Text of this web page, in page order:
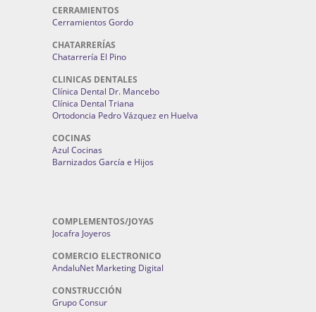
CERRAMIENTOS
Cerramientos Gordo
CHATARRERÍAS
Chatarrería El Pino
CLINICAS DENTALES
Clínica Dental Dr. Mancebo
Clínica Dental Triana
Ortodoncia Pedro Vázquez en Huelva
COCINAS
Azul Cocinas
Barnizados García e Hijos
COMPLEMENTOS/JOYAS
Jocafra Joyeros
COMERCIO ELECTRONICO
AndaluNet Marketing Digital
CONSTRUCCIÓN
Grupo Consur